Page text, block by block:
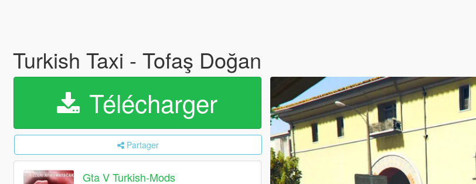
Turkish Taxi - Tofaş Doğan
Télécharger
Partager
Gta V Turkish-Mods